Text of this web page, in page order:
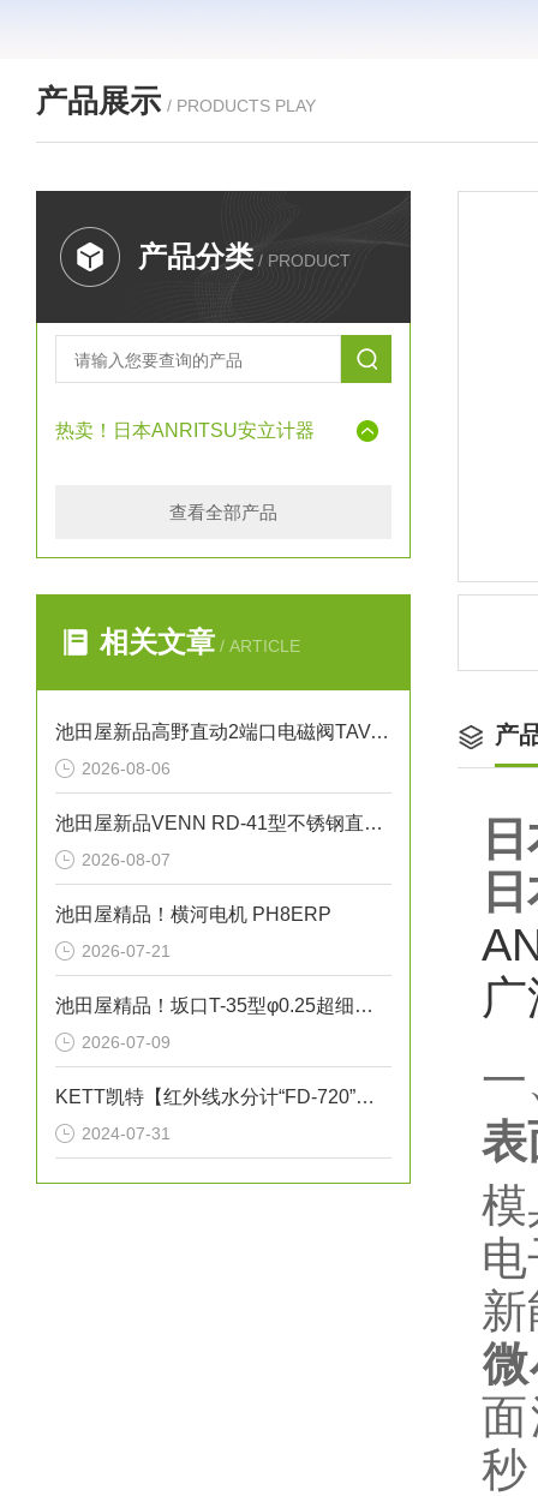
产品展示 / PRODUCTS PLAY
产品分类 / PRODUCT
热卖！日本ANRITSU安立计器
查看全部产品
相关文章 / ARTICLE
池田屋新品高野直动2端口电磁阀TAV-1448正式发布
2026-08-06
池田屋新品VENN RD-41型不锈钢直动式蒸汽减压阀RD41-D-M25正式发布
2026-08-07
池田屋精品！横河电机 PH8ERP
2026-07-21
池田屋精品！坂口T-35型φ0.25超细护套热电偶（K型）技术参数
2026-07-09
KETT凯特【红外线水分计“FD-720”的特点】《红外线水分仪测量实例》
2024-07-31
产
表
模
秒